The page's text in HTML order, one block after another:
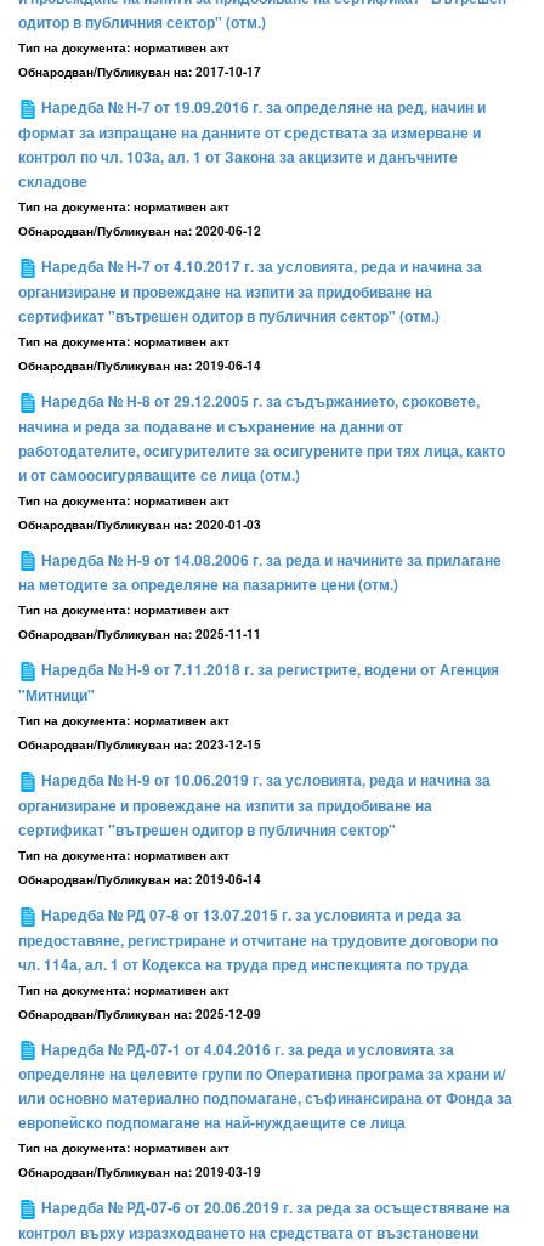
одитор в публичния сектор" (отм.)
Тип на документа: нормативен акт
Обнародван/Публикуван на: 2017-10-17
Наредба № Н-7 от 19.09.2016 г. за определяне на ред, начин и
формат за изпращане на данните от средствата за измерване и
контрол по чл. 103а, ал. 1 от Закона за акцизите и данъчните
складове
Тип на документа: нормативен акт
Обнародван/Публикуван на: 2020-06-12
Наредба № Н-7 от 4.10.2017 г. за условията, реда и начина за
организиране и провеждане на изпити за придобиване на
сертификат "вътрешен одитор в публичния сектор" (отм.)
Тип на документа: нормативен акт
Обнародван/Публикуван на: 2019-06-14
Наредба № Н-8 от 29.12.2005 г. за съдържанието, сроковете,
начина и реда за подаване и съхранение на данни от
работодателите, осигурителите за осигурените при тях лица, както
и от самоосигуряващите се лица (отм.)
Тип на документа: нормативен акт
Обнародван/Публикуван на: 2020-01-03
Наредба № Н-9 от 14.08.2006 г. за реда и начините за прилагане
на методите за определяне на пазарните цени (отм.)
Тип на документа: нормативен акт
Обнародван/Публикуван на: 2025-11-11
Наредба № Н-9 от 7.11.2018 г. за регистрите, водени от Агенция
"Митници"
Тип на документа: нормативен акт
Обнародван/Публикуван на: 2023-12-15
Наредба № Н-9 от 10.06.2019 г. за условията, реда и начина за
организиране и провеждане на изпити за придобиване на
сертификат "вътрешен одитор в публичния сектор"
Тип на документа: нормативен акт
Обнародван/Публикуван на: 2019-06-14
Наредба № РД 07-8 от 13.07.2015 г. за условията и реда за
предоставяне, регистриране и отчитане на трудовите договори по
чл. 114а, ал. 1 от Кодекса на труда пред инспекцията по труда
Тип на документа: нормативен акт
Обнародван/Публикуван на: 2025-12-09
Наредба № РД-07-1 от 4.04.2016 г. за реда и условията за
определяне на целевите групи по Оперативна програма за храни и/
или основно материално подпомагане, съфинансирана от Фонда за
европейско подпомагане на най-нуждаещите се лица
Тип на документа: нормативен акт
Обнародван/Публикуван на: 2019-03-19
Наредба № РД-07-6 от 20.06.2019 г. за реда за осъществяване на
контрол върху изразходването на средствата от възстановени